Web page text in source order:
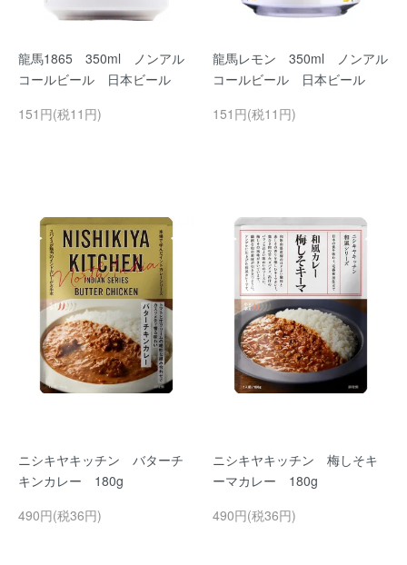
龍馬1865 350ml ノンアル
コールビール 日本ビール
151円(税11円)
龍馬レモン 350ml ノンアル
コールビール 日本ビール
151円(税11円)
ニシキヤキッチン バターチ
キンカレー 180g
490円(税36円)
ニシキヤキッチン 梅しそキ
ーマカレー 180g
490円(税36円)